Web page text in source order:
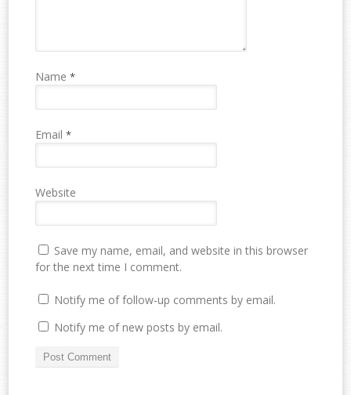
Name*
Email*
Website
Save my name, email, and website in this browser
for the next time I comment.
Notify me of follow-up comments by email.
Notify me of new posts by email.